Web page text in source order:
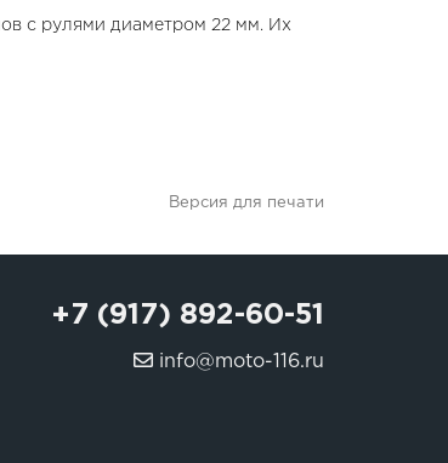
с рулями диаметром 22 мм. Их
Версия для печати
+7 (917) 892-60-51
info@moto-116.ru